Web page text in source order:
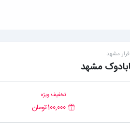
مشهد
مشهد
تخفیف ویژه
100,000تومان